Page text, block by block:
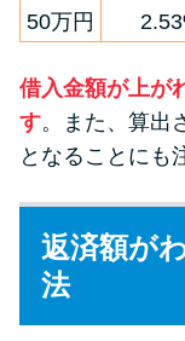
50万円
借入金額が上が
す。また、算出
となることにも
返済額が
法